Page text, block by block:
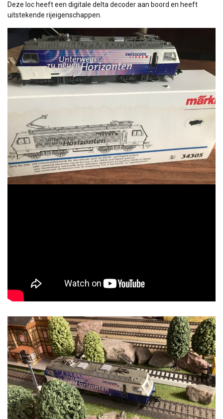
Deze loc heeft een digitale delta decoder aan boord en heeft
uitstekende rijeigenschappen.